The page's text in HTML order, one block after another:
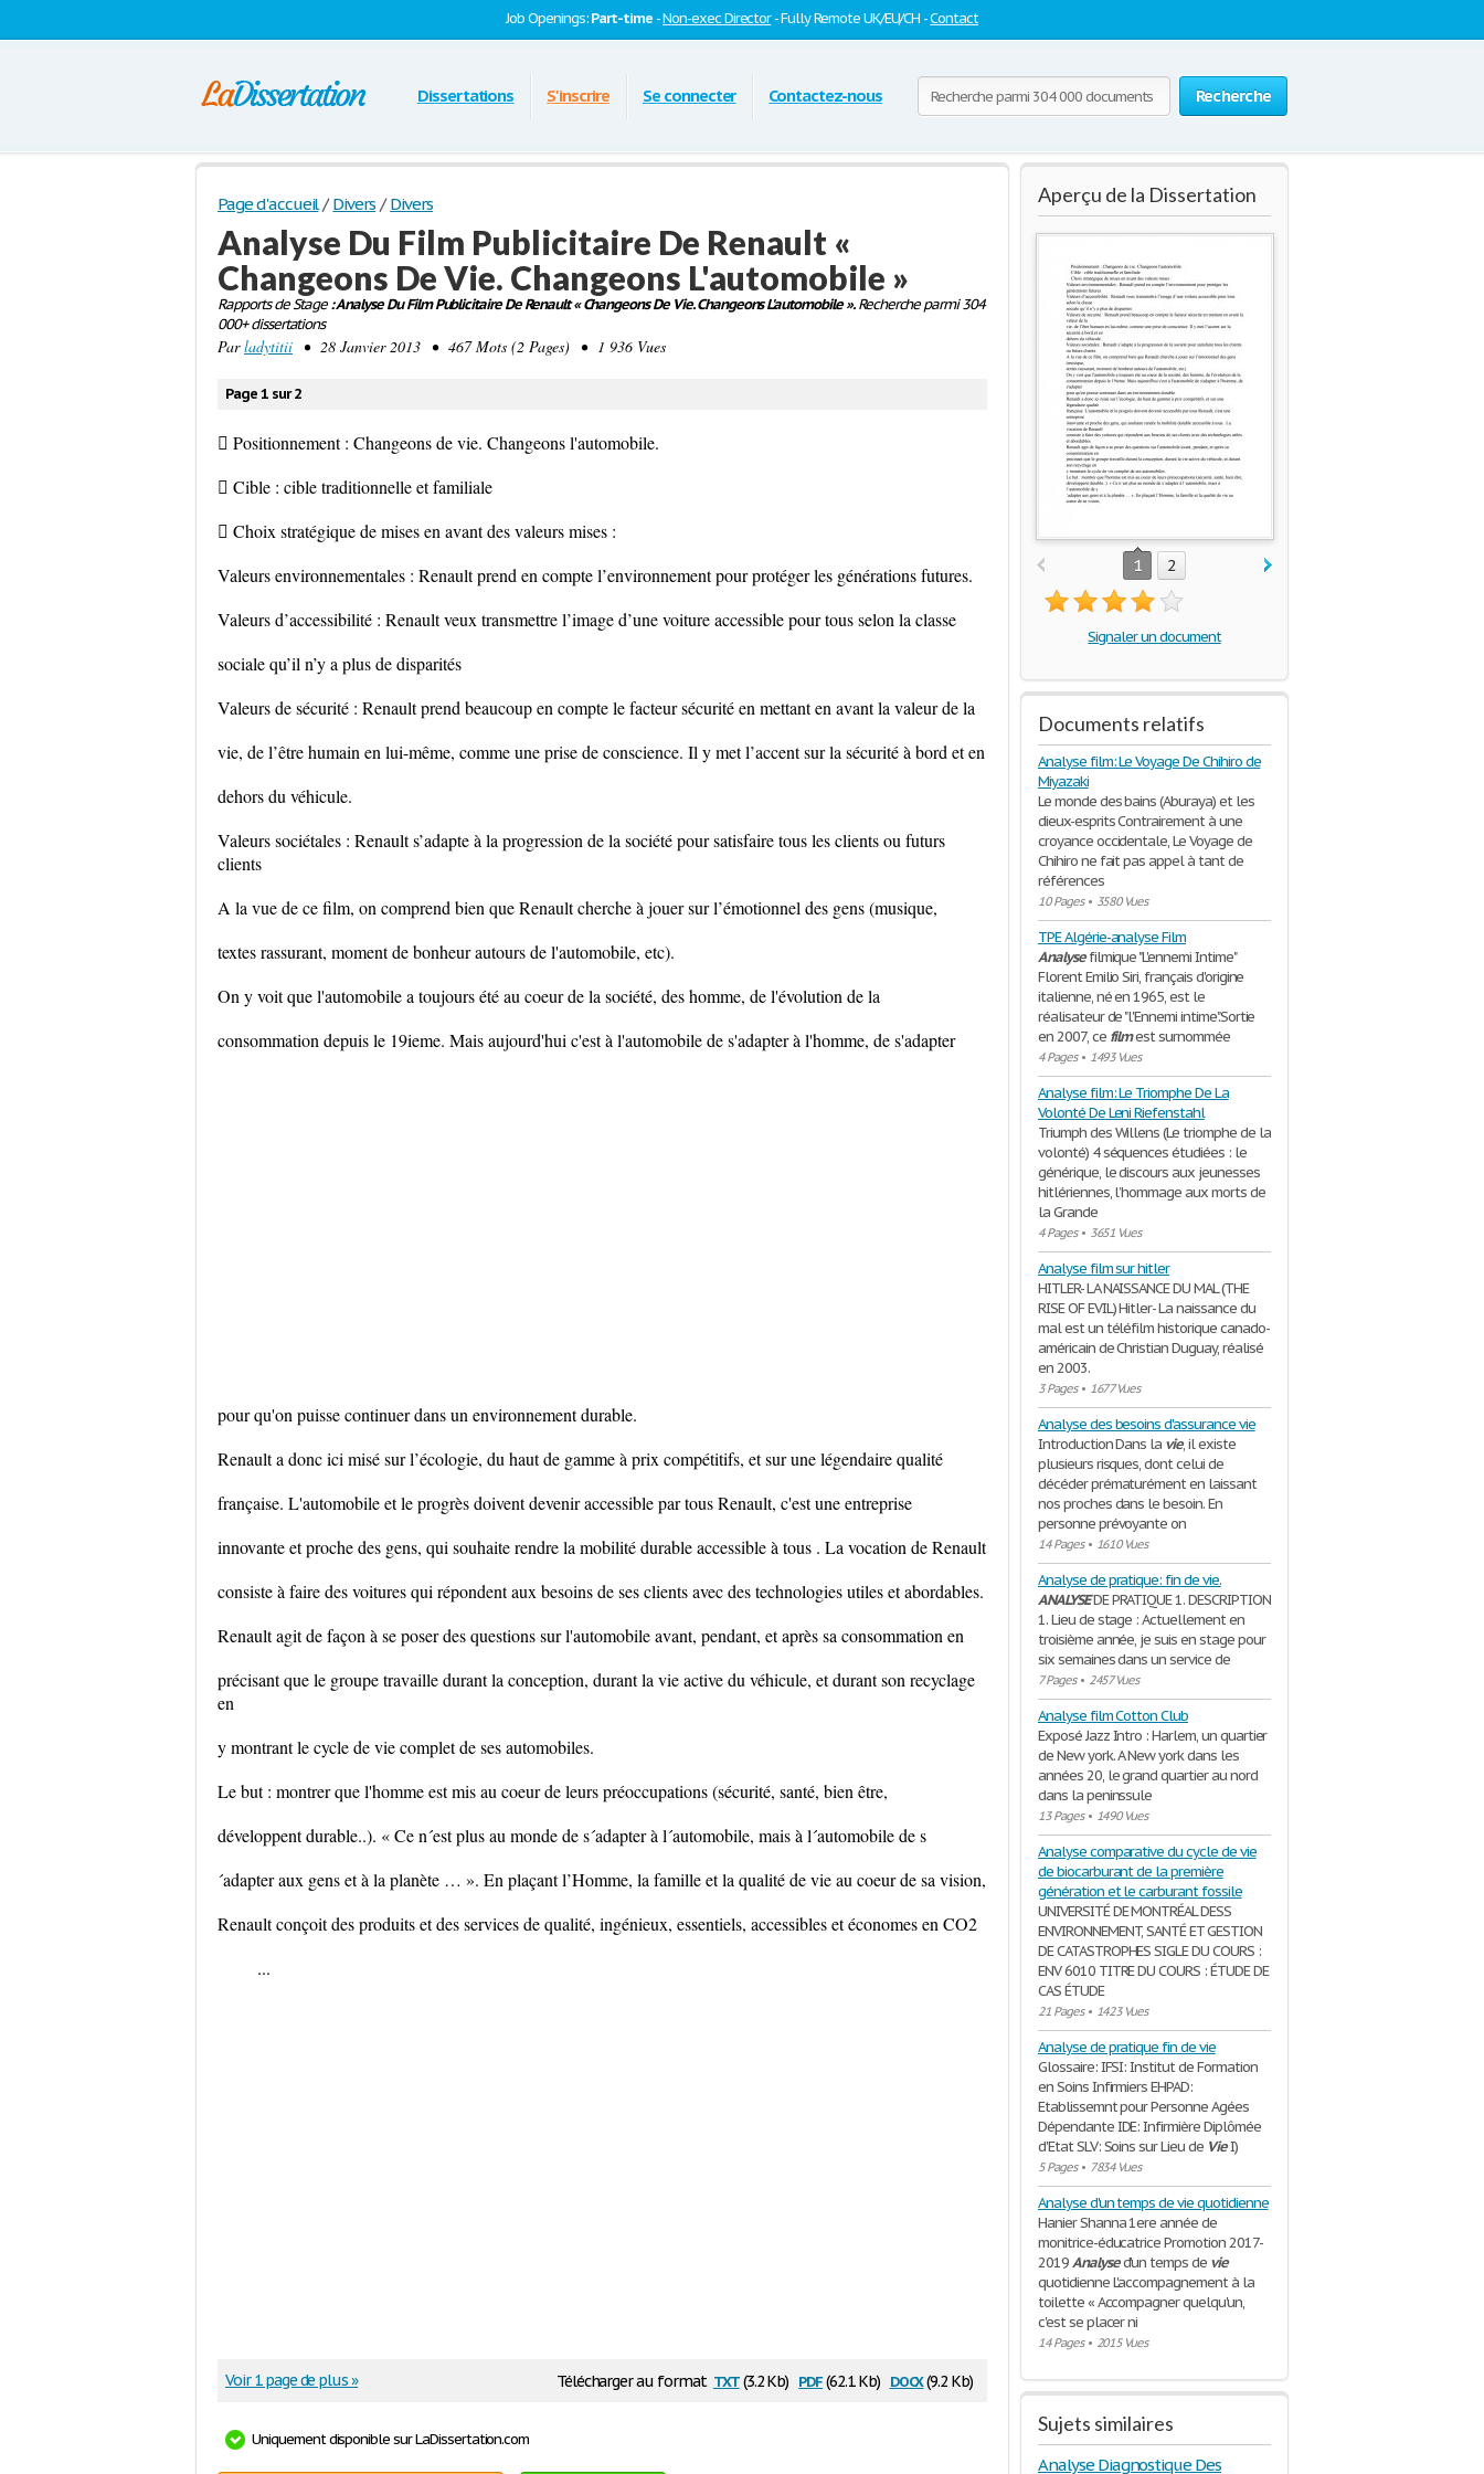
Job Openings:Part-time -Non-exec Director- Fully Remote UK/EU/CH -Contact
Recherche
Dissertations S'inscrire Se connecter Contactez-nous
Page d'accueil / Divers / Divers
Analyse Du Film Publicitaire De Renault «
Changeons De Vie. Changeons L'automobile »
Rapports de Stage: Analyse Du Film Publicitaire De Renault « Changeons De Vie. Changeons L'automobile ».Recherche parmi 304
000+ dissertations
Parladytitii • 28 Janvier 2013 • 467 Mots (2 Pages) • 1 936 Vues
Page 1 sur 2
 Positionnement : Changeons de vie. Changeons l'automobile.
 Cible : cible traditionnelle et familiale
 Choix stratégique de mises en avant des valeurs mises :
Valeurs environnementales : Renault prend en compte l’environnement pour protéger les générations futures.
Valeurs d’accessibilité : Renault veux transmettre l’image d’une voiture accessible pour tous selon la classe
sociale qu’il n’y a plus de disparités
Valeurs de sécurité : Renault prend beaucoup en compte le facteur sécurité en mettant en avant la valeur de la
vie, de l’être humain en lui-même, comme une prise de conscience. Il y met l’accent sur la sécurité à bord et en
dehors du véhicule.
Valeurs sociétales : Renault s’adapte à la progression de la société pour satisfaire tous les clients ou futurs
clients
A la vue de ce film, on comprend bien que Renault cherche à jouer sur l’émotionnel des gens (musique,
textes rassurant, moment de bonheur autours de l'automobile, etc).
On y voit que l'automobile a toujours été au coeur de la société, des homme, de l'évolution de la
consommation depuis le 19ieme. Mais aujourd'hui c'est à l'automobile de s'adapter à l'homme, de s'adapter
pour qu'on puisse continuer dans un environnement durable.
Renault a donc ici misé sur l’écologie, du haut de gamme à prix compétitifs, et sur une légendaire qualité
française. L'automobile et le progrès doivent devenir accessible par tous Renault, c'est une entreprise
innovante et proche des gens, qui souhaite rendre la mobilité durable accessible à tous . La vocation de Renault
consiste à faire des voitures qui répondent aux besoins de ses clients avec des technologies utiles et abordables.
Renault agit de façon à se poser des questions sur l'automobile avant, pendant, et après sa consommation en
précisant que le groupe travaille durant la conception, durant la vie active du véhicule, et durant son recyclage
en
y montrant le cycle de vie complet de ses automobiles.
Le but : montrer que l'homme est mis au coeur de leurs préoccupations (sécurité, santé, bien être,
développent durable..). « Ce n´est plus au monde de s´adapter à l´automobile, mais à l´automobile de s
´adapter aux gens et à la planète … ». En plaçant l’Homme, la famille et la qualité de vie au coeur de sa vision,
Renault conçoit des produits et des services de qualité, ingénieux, essentiels, accessibles et économes en CO2
...
Télécharger au format txt(3.2 Kb) pdf(62.1 Kb) docx(9.2 Kb)
Voir 1 page de plus »
Uniquement disponible sur LaDissertation.com
Aperçu de la Dissertation
1 2
Signaler un document
Documents relatifs
Analyse film: Le Voyage De Chihiro de
Miyazaki
Le monde des bains (Aburaya) et les
dieux-esprits Contrairement à une
croyance occidentale, Le Voyage de
Chihiro ne fait pas appel à tant de
références
10 Pages• 3580 Vues
TPE Algérie-analyse Film
Analysefilmique "L'ennemi Intime"
Florent Emilio Siri, français d'origine
italienne, né en 1965, est le
réalisateur de "l'Ennemi intime".Sortie
en 2007, ce filmest surnommée
4 Pages• 1493 Vues
Analyse film: Le Triomphe De La
Volonté De Leni Riefenstahl
Triumph des Willens (Le triomphe de la
volonté) 4 séquences étudiées : le
générique, le discours aux jeunesses
hitlériennes, l’hommage aux morts de
la Grande
4 Pages• 3651 Vues
Analyse film sur hitler
HITLER- LA NAISSANCE DU MAL (THE
RISE OF EVIL) Hitler- La naissance du
mal est un téléfilm historique canado-
américain de Christian Duguay, réalisé
en 2003.
3 Pages• 1677 Vues
Analyse des besoins d'assurance vie
Introduction Dans la vie, il existe
plusieurs risques, dont celui de
décéder prématurément en laissant
nos proches dans le besoin. En
personne prévoyante on
14 Pages• 1610 Vues
Analyse de pratique: fin de vie.
ANALYSEDE PRATIQUE 1. DESCRIPTION
1. Lieu de stage : Actuellement en
troisième année, je suis en stage pour
six semaines dans un service de
7 Pages• 2457 Vues
Analyse film Cotton Club
Exposé Jazz Intro : Harlem, un quartier
de New york. A New york dans les
années 20, le grand quartier au nord
dans la peninssule
13 Pages• 1490 Vues
Analyse comparative du cycle de vie
de biocarburant de la première
génération et le carburant fossile
UNIVERSITÉ DE MONTRÉAL DESS
ENVIRONNEMENT, SANTÉ ET GESTION
DE CATASTROPHES SIGLE DU COURS :
ENV 6010 TITRE DU COURS : ÉTUDE DE
CAS ÉTUDE
21 Pages• 1423 Vues
Analyse de pratique fin de vie
Glossaire: IFSI: Institut de Formation
en Soins Infirmiers EHPAD:
Etablissemnt pour Personne Agées
Dépendante IDE: Infirmière Diplômée
d'Etat SLV: Soins sur Lieu de VieI)
5 Pages• 7834 Vues
Analyse d'un temps de vie quotidienne
Hanier Shanna 1ere année de
monitrice-éducatrice Promotion 2017-
2019Analysed'un temps de vie
quotidienne L'accompagnement à la
toilette « Accompagner quelqu'un,
c'est se placer ni
14 Pages• 2015 Vues
Sujets similaires
Analyse Diagnostique Des